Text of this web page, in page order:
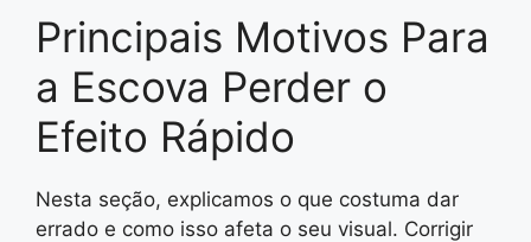
Principais Motivos Para
a Escova Perder o
Efeito Rápido
Nesta seção, explicamos o que costuma dar
errado e como isso afeta o seu visual. Corrigir